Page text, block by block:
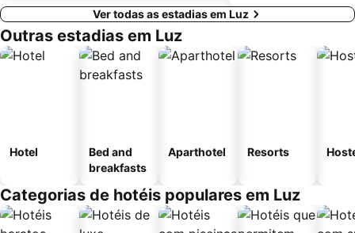
Ver todas as estadias em Luz
Outras estadias em Luz
Hotel
Bed and
breakfasts
Aparthotel Resorts
Categorias de hotéis populares em Luz